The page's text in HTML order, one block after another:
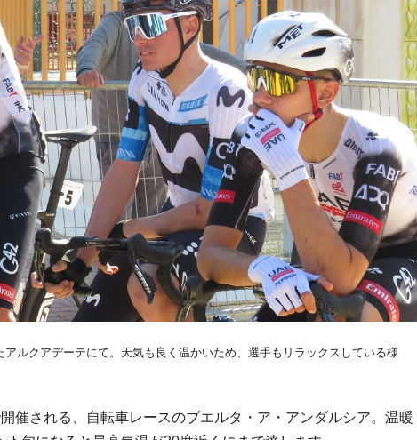
ルクアデーテにて。天気も良く温かいため、選手もリラックスしている様
催される、自転車レースのブエルタ・ア・アンダルシア。温暖